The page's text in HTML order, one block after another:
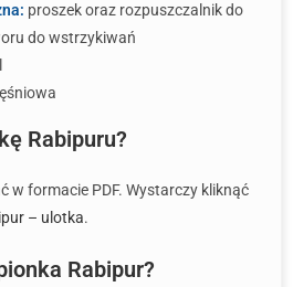
proszek oraz rozpuszczalnik do
do wstrzykiwań
Rabipuru?
w formacie PDF. Wystarczy kliknąć
– ulotka.
Rabipur?